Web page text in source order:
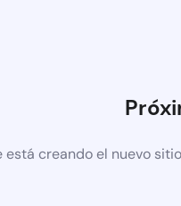
está creando el nuevo